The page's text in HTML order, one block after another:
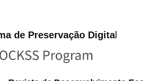
de Preservação Digital